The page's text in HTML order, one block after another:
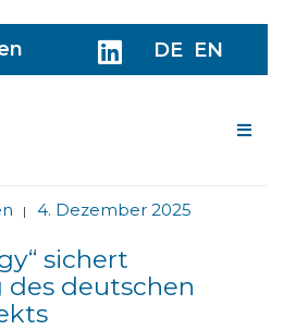
DE EN
| 4. Dezember 2025
sichert
des deutschen